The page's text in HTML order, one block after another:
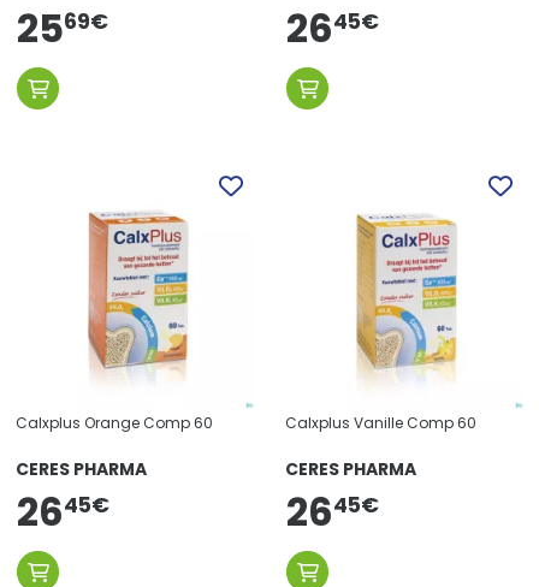
2569€ 2645€
Calxplus Orange Comp 60
CERES PHARMA
2645€
Calxplus Vanille Comp 60
CERES PHARMA
2645€